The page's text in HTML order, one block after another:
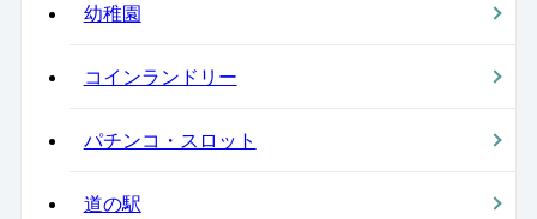
幼稚園
コインランドリー
パチンコ・スロット
道の駅